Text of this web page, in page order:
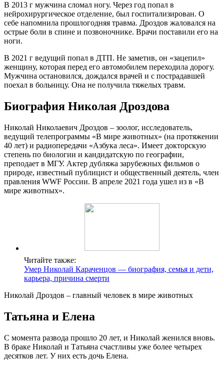
В 2013 г мужчина сломал ногу. Через год попал в
нейрохирургическое отделение, был госпитализирован. О
себе напомнила прошлогодняя травма. Дроздов жаловался на
острые боли в спине и позвоночнике. Врачи поставили его на
ноги.
В 2021 г ведущий попал в ДТП. Не заметив, он «зацепил»
женщину, которая перед его автомобилем переходила дорогу.
Мужчина остановился, дождался врачей и с пострадавшей
поехал в больницу. Она не получила тяжелых травм.
Биография Николая Дроздова
Николай Николаевич Дроздов – зоолог, исследователь,
ведущий телепрограммы «В мире животных» (на протяжении
40 лет) и радиопередачи «Азбука леса». Имеет докторскую
степень по биологии и кандидатскую по географии,
преподает в МГУ. Актер дубляжа зарубежных фильмов о
природе, известный публицист и общественный деятель, член
правления WWF России. В апреле 2021 года ушел из в «В
мире животных».
Читайте также:
Умер Николай Караченцов — биография, семья и дети,
карьера, причина смерти
Николай Дроздов – главный человек в мире животных
Татьяна и Елена
С момента развода прошло 20 лет, и Николай женился вновь.
В браке Николай и Татьяна счастливы уже более четырех
десятков лет. У них есть дочь Елена.